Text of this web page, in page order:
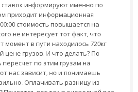
информируют именно по
приходит информационная
стоимость повышается на
не интересует тот факт, что
момент в пути находилось 720кг
цене грузов. И что делать? По
по этим грузам на
нас зависит, но и понимаешь
Оплачивать разницу из